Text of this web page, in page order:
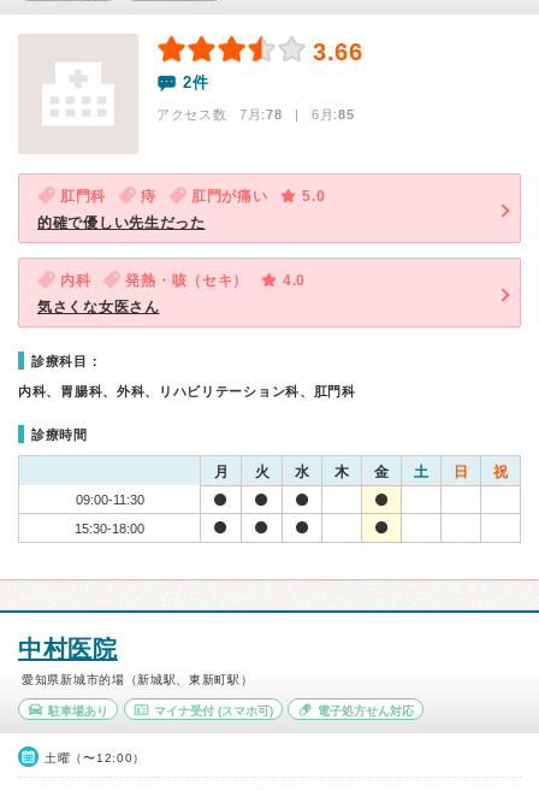
3.66
2件
アクセス数 7月:78 | 6月:85
肛門科 痔 肛門が痛い
5.0
的確で優しい先生だった
内科 発熱・咳（セキ）
4.0
気さくな女医さん
診療科目：
内科、胃腸科、外科、リハビリテーション科、肛門科
診療時間
月 火 水 木 金 土 日 祝
09:00-11:30
15:30-18:00
中村医院
愛知県新城市的場（新城駅、東新町駅）
駐車場あり マイナ受付(スマホ可) 電子処方せん対応
土曜（〜12:00）